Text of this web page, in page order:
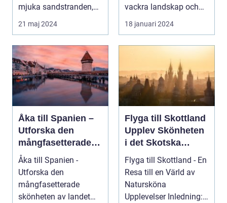
mjuka sandstranden,
21 maj 2024
vackra landskap och
pulserande s...
18 januari 2024
Åka till Spanien –
Utforska den
mångfasetterade
skönheten av
landet
Åka till Spanien -
Utforska den
mångfasetterade
skönheten av landet
Flyga till Skottland
Upplev Skönheten
i det Skotska
Landskapet
Flyga till Skottland - En
Resa till en Värld av
Natursköna
Upplevelser Inledning: